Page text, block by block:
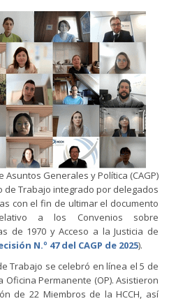
Asuntos Generales y Política (CAGP)
de Trabajo integrado por delegados
con el fin de ultimar el documento
a los Convenios sobre
de 1970 y Acceso a la Justicia de
N.º 47 del CAGP de 2025).
Trabajo se celebró en línea el 5 de
Permanente (OP). Asistieron
de 22 Miembros de la HCCH, así